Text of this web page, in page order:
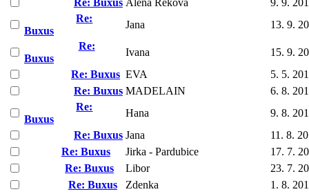
Re:
Buxus
Jana
13. 9.
Re:
Buxus
Ivana
15. 9.
Re: Buxus EVA
5. 5.
Re: Buxus MADELAIN
6. 8.
Re:
Buxus
Hana
9. 8.
Re: Buxus Jana
11. 8.
Re: Buxus
Jirka - Pardubice
17. 7.
Re: Buxus
Libor
23. 7.
Re: Buxus
Zdenka 1. 8.